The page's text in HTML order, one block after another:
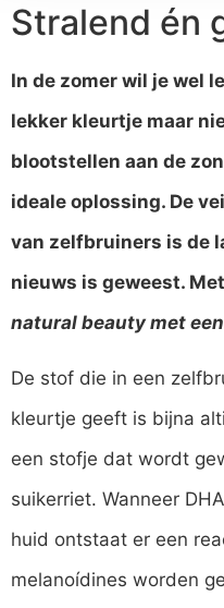
Stralend én
In de zomer wil je wel
lekker kleurtje maar
blootstellen aan de
ideale oplossing. De
van zelfbruiners is de
nieuws is geweest.
natural beauty met
De stof die in een
kleurtje geeft is bijna
een stofje dat wordt
suikerriet. Wanneer
huid ontstaat er een
melanoídines worden